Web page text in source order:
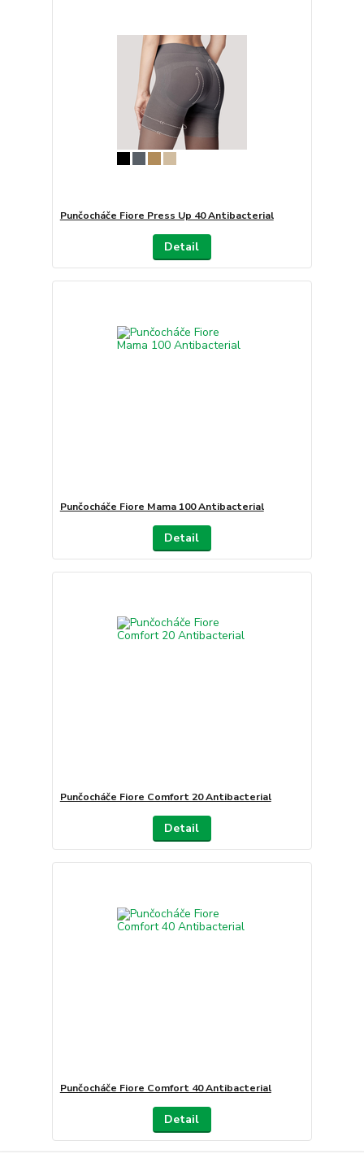
Punčocháče Fiore Press Up 40 Antibacterial
Detail
Punčocháče Fiore Mama 100 Antibacterial
Detail
Punčocháče Fiore Comfort 20 Antibacterial
Detail
Punčocháče Fiore Comfort 40 Antibacterial
Detail